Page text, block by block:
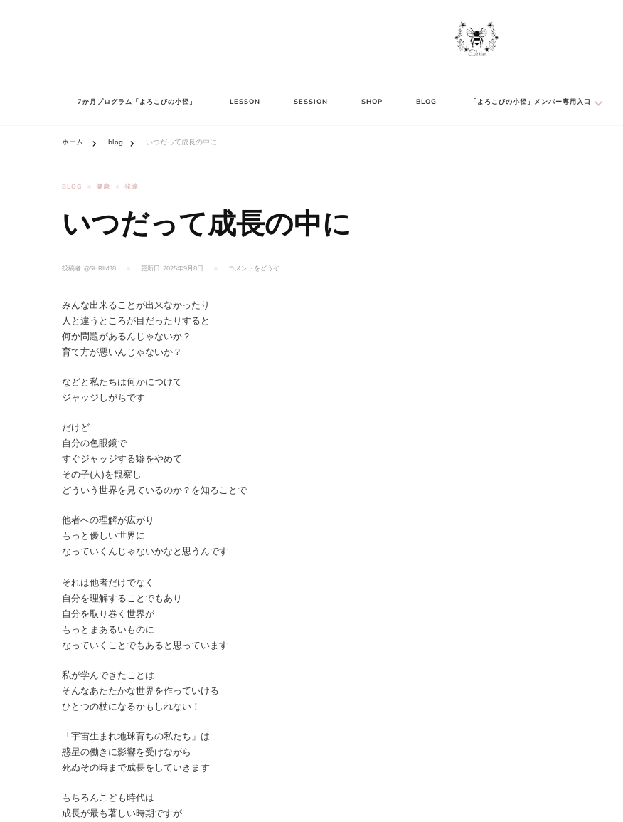
7か月プログラム「よろこびの小径」 LESSON SESSION SHOP BLOG 「よろこびの小径」メンバー専用入口
ホーム blog いつだって成長の中に
BLOG 健康 発達
いつだって成長の中に
投稿者:@SHRIM38 更新日: 2025年9月8日 コメントをどうぞ(い
みんな出来ることが出来なかったり
人と違うところが目だったりすると
何か問題があるんじゃないか？
育て方が悪いんじゃないか？
などと私たちは何かにつけて
ジャッジしがちです
だけど
自分の色眼鏡で
すぐジャッジする癖をやめて
その子(人)を観察し
どういう世界を見ているのか？を知ることで
他者への理解が広がり
もっと優しい世界に
なっていくんじゃないかなと思うんです
それは他者だけでなく
自分を理解することでもあり
自分を取り巻く世界が
もっとまあるいものに
なっていくことでもあると思っています
私が学んできたことは
そんなあたたかな世界を作っていける
ひとつの杖になるかもしれない！
「宇宙生まれ地球育ちの私たち」は
惑星の働きに影響を受けながら
死ぬその時まで成長をしていきます
もちろんこども時代は
成長が最も著しい時期ですが